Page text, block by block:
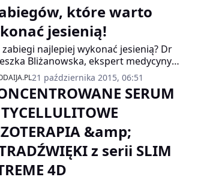
które warto
jesienią!
zabiegi najlepiej wykonać jesienią? Dr
Bliżanowska, ekspert medycyny
i specjalista dermatolog wymienia 6
na które warto zdecydować się waśnie
i zapewnia: Jesień to bardzo dobry czas na
zadbanie o urodę. – Słońce nie operuje
mocno, nie ma ekstremalnych temperatur,
warunki do regeneracji skóry.
21 października 2015, 06:51
SERUM
&amp;
z serii SLIM
4D